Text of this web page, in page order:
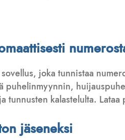
joka tunnistaa
puhelinmyynnin,
tunnusten kalastelulta. Lataa
jäseneksi